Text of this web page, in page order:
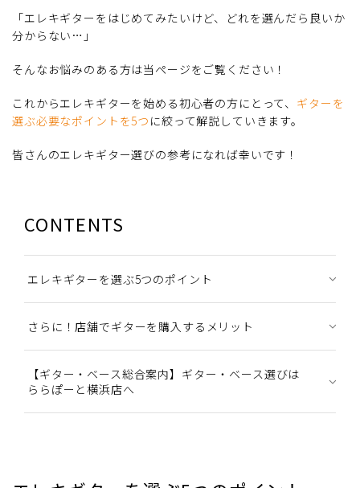
「エレキギターをはじめてみたいけど、どれを選んだら良いか
分からない…」
そんなお悩みのある方は当ページをご覧ください！
これからエレキギターを始める初心者の方にとって、 ギターを
選ぶ必要なポイントを5つ に絞って解説していきます。
皆さんのエレキギター選びの参考になれば幸いです！
CONTENTS
エレキギターを選ぶ5つのポイント
さらに！店舗でギターを購入するメリット
【ギター・ベース総合案内】ギター・ベース選びは
ららぽーと横浜店へ